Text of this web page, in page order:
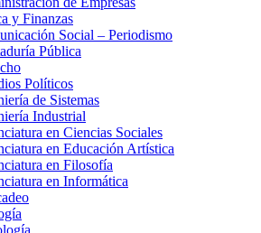
y Finanzas
Social – Periodismo
Pública
Políticos
de Sistemas
Industrial
en Ciencias Sociales
en Educación Artística
en Filosofía
en Informática